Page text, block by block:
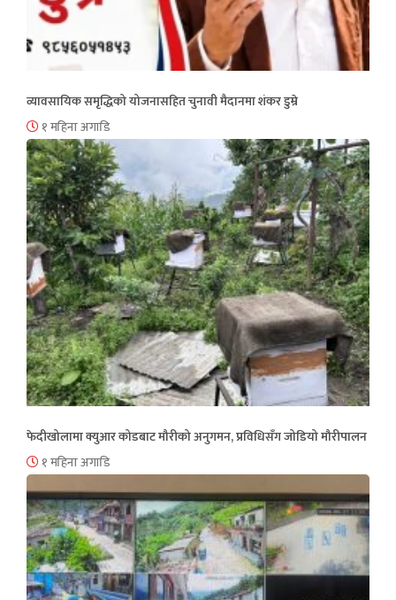
व्यावसायिक समृद्धिको योजनासहित चुनावी मैदानमा शंकर डुम्रे
१ महिना अगाडि
फेदीखोलामा क्युआर कोडबाट मौरीको अनुगमन, प्रविधिसँग जोडियो मौरीपालन
१ महिना अगाडि